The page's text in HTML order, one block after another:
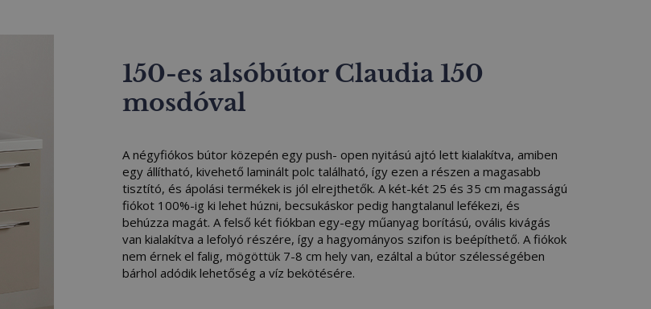
150-es alsóbútor Claudia 150
mosdóval
A négyfiókos bútor közepén egy push- open nyitású ajtó lett kialakítva, amiben
egy állítható, kivehető laminált polc található, így ezen a részen a magasabb
tisztító, és ápolási termékek is jól elrejthetők. A két-két 25 és 35 cm magasságú
fiókot 100%-ig ki lehet húzni, becsukáskor pedig hangtalanul lefékezi, és
behúzza magát. A felső két fiókban egy-egy műanyag borítású, ovális kivágás
van kialakítva a lefolyó részére, így a hagyományos szifon is beépíthető. A fiókok
nem érnek el falig, mögöttük 7-8 cm hely van, ezáltal a bútor szélességében
bárhol adódik lehetőség a víz bekötésére.